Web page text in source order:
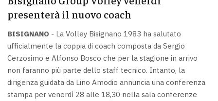
presenterà il nuovo coach
BISIGNANO - La Volley Bisignano 1983 ha salutato
ufficialmente la coppia di coach composta da Sergio
Cerzosimo e Alfonso Bosco che per la stagione in arrivo
non faranno più parte dello staff tecnico. Intanto, la
dirigenza guidata da Lino Amodio annuncia una conferenza
stampa per venerdì 28 alle 18,30 nella sala conferenze